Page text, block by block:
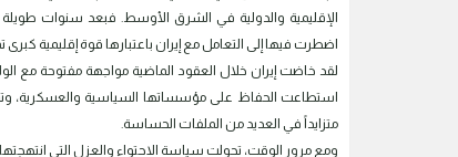
الإقليمية والدولية في الشرق الأوسط. فبعد سنوات
اضطرت فيها إلى التعامل مع إيران باعتبارها قوة إقليمية
لقد خاضت إيران خلال العقود الماضية مواجهة مفتوحة مع
استطاعت الحفاظ على مؤسساتها السياسية والعسكرية،
متزايداً في العديد من الملفات الحساسة.
ومع مرور الوقت، تحولت سياسة الاحتواء والعزل التي